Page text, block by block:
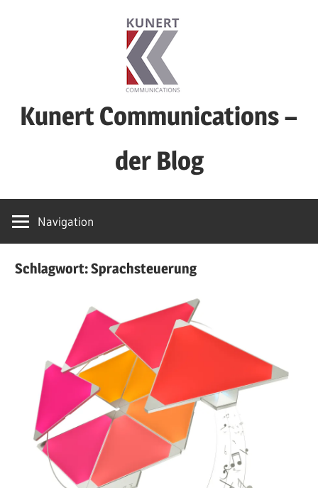
Kunert Communications –
der Blog
Media,
und
Navigation
Schlagwort:Sprachsteuerung